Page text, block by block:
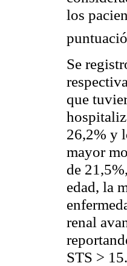
los
Se
que
26,2% y
mayor
de
edad, la
renal
STS >